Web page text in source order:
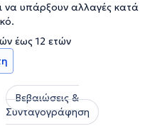
να υπάρξουν αλλαγές κατά
έως 12 ετών
Βεβαιώσεις &
Συνταγογράφηση